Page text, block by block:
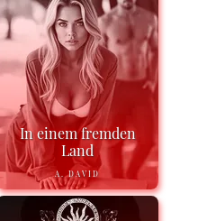
In einem fremden
Land
A. DAVID